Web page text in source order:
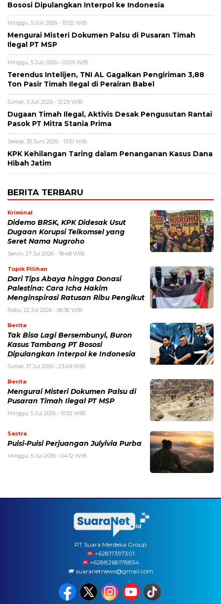
Bososi Dipulangkan Interpol ke Indonesia
Minggu, 5 Juli 2026 - 10:52 WIB
Mengurai Misteri Dokumen Palsu di Pusaran Timah
Ilegal PT MSP
Minggu, 5 Juli 2026 - 03:05 WIB
Terendus Intelijen, TNI AL Gagalkan Pengiriman 3,88
Ton Pasir Timah Ilegal di Perairan Babel
Jumat, 3 Juli 2026 - 12:29 WIB
Dugaan Timah Ilegal, Aktivis Desak Pengusutan Rantai
Pasok PT Mitra Stania Prima
Selasa, 30 Juni 2026 - 13:51 WIB
KPK Kehilangan Taring dalam Penanganan Kasus Dana
Hibah Jatim
BERITA TERBARU
Kriminal
Didemo BRSK, KPK Didesak Usut
Dugaan Korupsi Telkomsel yang
Seret Nama Nugroho
Senin, 27 Jul 2026 - 18:48 WIB
Topik Pilihan
Dari Tips Abaya hingga Donasi
Palestina: Cara Icha Hakim
Menginspirasi Ratusan Ribu Pengikut
Rabu, 22 Jul 2026 - 06:36 WIB
Berita
Tak Bisa Lagi Bersembunyi, Buron
Kasus Tambang PT Bososi
Dipulangkan Interpol ke Indonesia
Jumat, 17 Jul 2026 - 23:49 WIB
Berita
Mengurai Misteri Dokumen Palsu di
Pusaran Timah Ilegal PT MSP
Minggu, 5 Jul 2026 - 10:52 WIB
Sastra
Puisi-Puisi Perjuangan Julyivia Purba
Minggu, 5 Jul 2026 - 04:12 WIB
PT Suara Merdeka Group
‪+62817397301
+6288268178854
suaranetnews@gmail.com